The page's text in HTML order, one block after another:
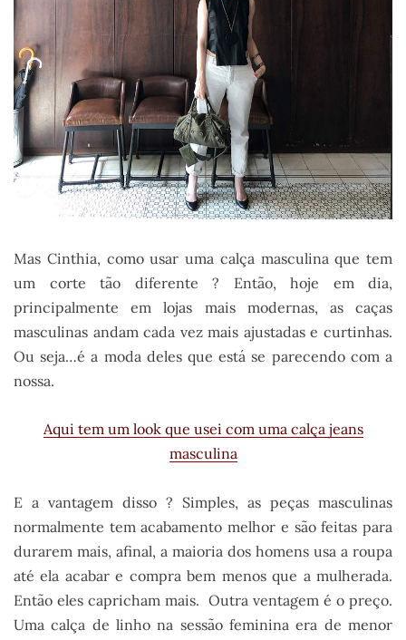
Mas Cinthia, como usar uma calça masculina que tem
um corte tão diferente ? Então, hoje em dia,
principalmente em lojas mais modernas, as caças
masculinas andam cada vez mais ajustadas e curtinhas.
Ou seja…é a moda deles que está se parecendo com a
nossa.
Aqui tem um look que usei com uma calça jeans
masculina
E a vantagem disso ? Simples, as peças masculinas
normalmente tem acabamento melhor e são feitas para
durarem mais, afinal, a maioria dos homens usa a roupa
até ela acabar e compra bem menos que a mulherada.
Então eles capricham mais. Outra ventagem é o preço.
Uma calça de linho na sessão feminina era de menor